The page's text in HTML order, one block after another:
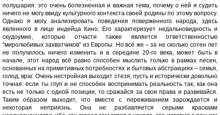
полушария: это очень болезненная и важная тема, почему о ней я судить
ничего не могу ввиду культурного контекста своей родины по этому вопросу.
Однако я могу анализировать поведения поверженного народа, здесь
явленного в лице индейца Кино. Его характеризует недальновидность и
скудоумие, которые отчасти также является ответственностью
“миролюбивых захватчиков” из Европы. Но всё же – за не сколько сотен лет
не получилось ничего изменить и в середине 20-го века, может быть в
начале, этот народ всё равно способен мыслить только в рамках песен,
основанных на примитивных потребностях и бытовых абстракциях – семья,
голод, враг. Очень нестройная выходит стезя, пусть и исторически довольно
точная: если ты глуп и не способен воспринимать реальность так, как она
есть не только с одной позиции, то сражайся за свои права и развивайся.
Таким образом выходит, что вместе с переживанием зарождается и
некоторая неприязнь. Она не разбавляется серыми красками